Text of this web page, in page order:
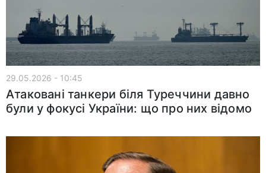
29.05.2026 - 10:45
Атаковані танкери біля Туреччини давно
були у фокусі України: що про них відомо